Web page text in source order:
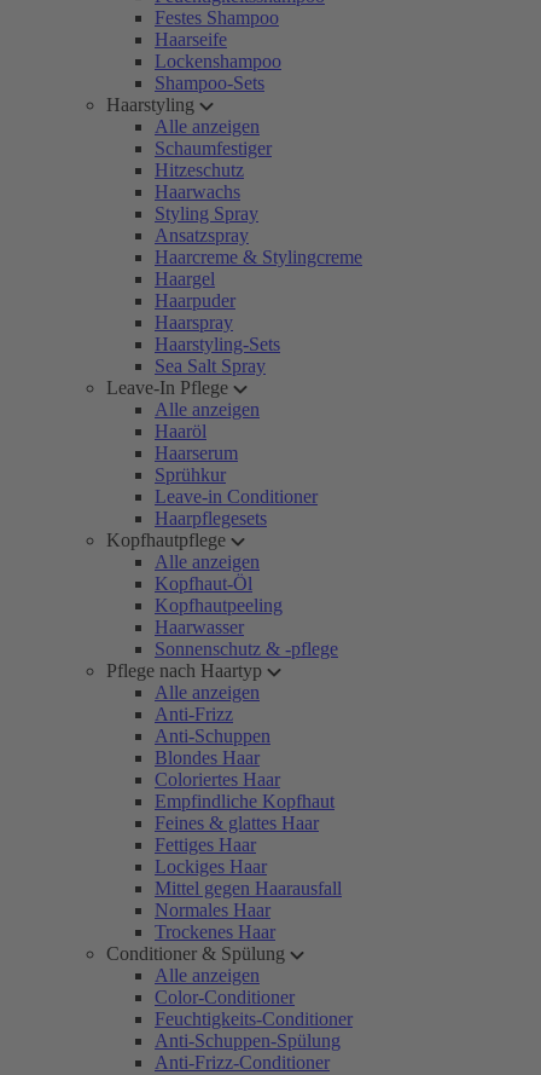
Festes Shampoo
Haarseife
Lockenshampoo
Shampoo-Sets
Haarstyling
Alle anzeigen
Schaumfestiger
Hitzeschutz
Haarwachs
Styling Spray
Ansatzspray
Haarcreme & Stylingcreme
Haargel
Haarpuder
Haarspray
Haarstyling-Sets
Sea Salt Spray
Leave-In Pflege
Alle anzeigen
Haaröl
Haarserum
Sprühkur
Leave-in Conditioner
Haarpflegesets
Kopfhautpflege
Alle anzeigen
Kopfhaut-Öl
Kopfhautpeeling
Haarwasser
Sonnenschutz & -pflege
Pflege nach Haartyp
Alle anzeigen
Anti-Frizz
Anti-Schuppen
Blondes Haar
Coloriertes Haar
Empfindliche Kopfhaut
Feines & glattes Haar
Fettiges Haar
Lockiges Haar
Mittel gegen Haarausfall
Normales Haar
Trockenes Haar
Conditioner & Spülung
Alle anzeigen
Color-Conditioner
Feuchtigkeits-Conditioner
Anti-Schuppen-Spülung
Anti-Frizz-Conditioner